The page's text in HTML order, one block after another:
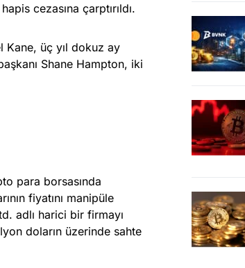
cezasına çarptırıldı.
Kane, üç yıl dokuz ay
Shane Hampton, iki
para borsasında
fiyatını manipüle
adlı harici bir firmayı
doların üzerinde sahte